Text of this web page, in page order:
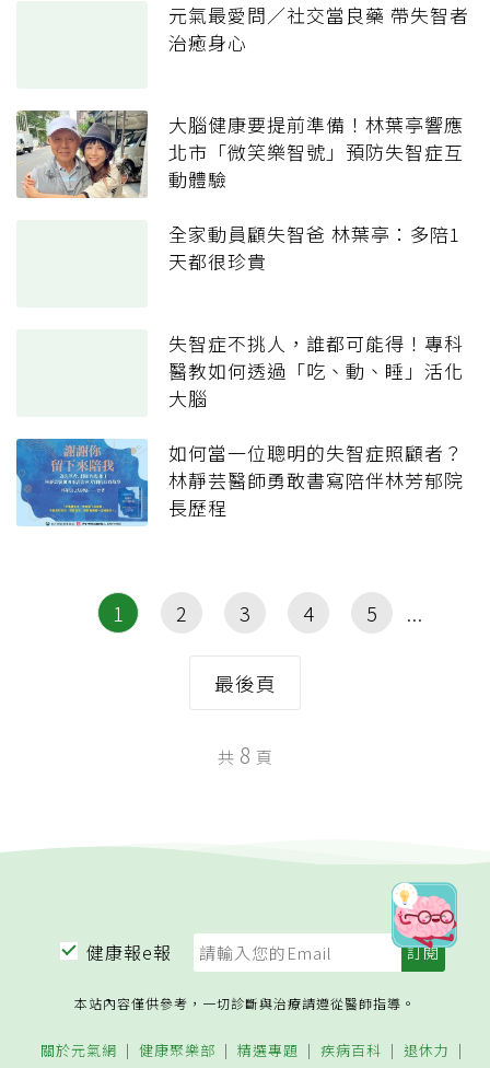
元氣最愛問／社交當良藥 帶失智者
治癒身心
大腦健康要提前準備！林葉亭響應
北市「微笑樂智號」預防失智症互
動體驗
全家動員顧失智爸 林葉亭：多陪1
天都很珍貴
失智症不挑人，誰都可能得！專科
醫教如何透過「吃、動、睡」活化
大腦
如何當一位聰明的失智症照顧者？
林靜芸醫師勇敢書寫陪伴林芳郁院
長歷程
1 2 3 4 5
最後頁
共 8 頁
健康報e報
本站內容僅供參考，一切診斷與治療請遵從醫師指導。
關於元氣網 健康聚樂部 精選專題 疾病百科 退休力